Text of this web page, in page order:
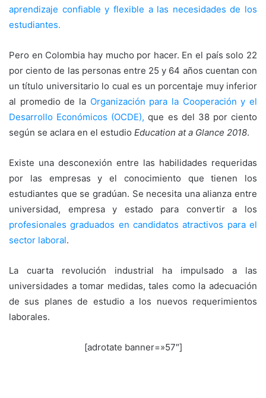
aprendizaje confiable y flexible a las necesidades de los
estudiantes.
Pero en Colombia hay mucho por hacer. En el país solo 22
por ciento de las personas entre 25 y 64 años cuentan con
un título universitario lo cual es un porcentaje muy inferior
al promedio de la Organización para la Cooperación y el
Desarrollo Económicos (OCDE), que es del 38 por ciento
según se aclara en el estudio Education at a Glance 2018.
Existe una desconexión entre las habilidades requeridas
por las empresas y el conocimiento que tienen los
estudiantes que se gradúan. Se necesita una alianza entre
universidad, empresa y estado para convertir a los
profesionales graduados en candidatos atractivos para el
sector laboral.
La cuarta revolución industrial ha impulsado a las
universidades a tomar medidas, tales como la adecuación
de sus planes de estudio a los nuevos requerimientos
laborales.
[adrotate banner=»57″]